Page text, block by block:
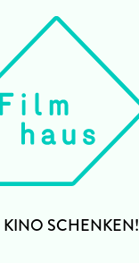
KINO SCHENKEN!